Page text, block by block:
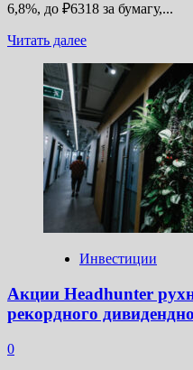
6,8%, до ₽6318 за бумагу,...
Читать далееПрочитать
о
Акции
ЛУКОЙЛа
упали
почти
на
7%
на
фоне
дивидендного
гэпа
Инвестиции
Акции Headhunter
рекордного
0